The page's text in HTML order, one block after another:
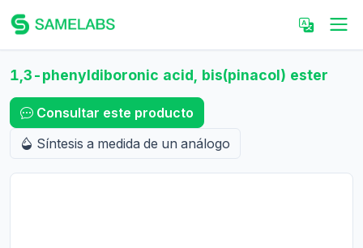
1,3-phenyldiboronic acid, bis(pinacol) ester
Consultar este producto
Síntesis a medida de un análogo